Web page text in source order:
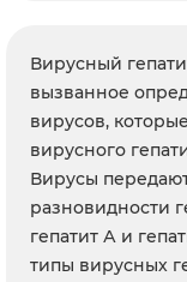
Вирусный
вызванное
вирусов,
вирусного
Вирусы
разновидности
гепатит А и
типы вирусных